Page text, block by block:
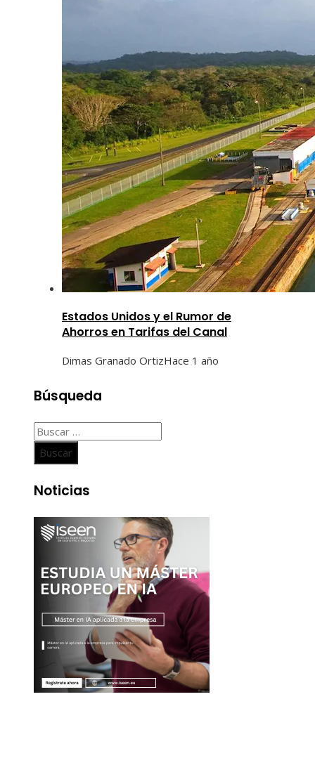
Estados Unidos y el Rumor de
Ahorros en Tarifas del Canal
Dimas Granado OrtizHace 1 año
Búsqueda
Buscar:
Noticias